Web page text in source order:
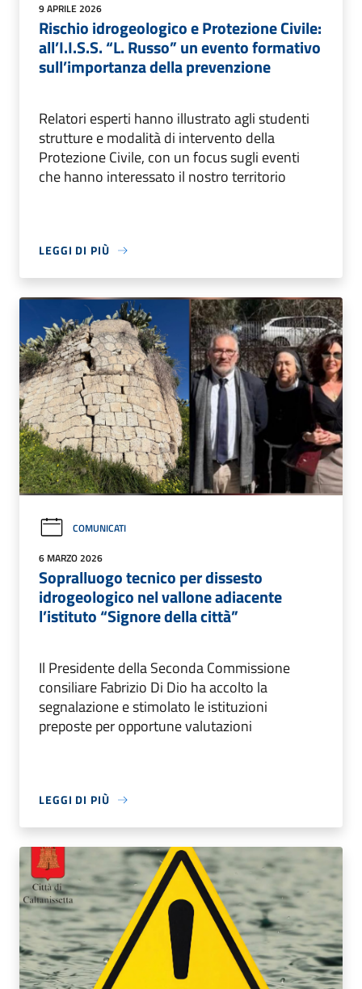
9 APRILE 2026
Rischio idrogeologico e Protezione Civile:
all’I.I.S.S. “L. Russo” un evento formativo
sull’importanza della prevenzione
Relatori esperti hanno illustrato agli studenti
strutture e modalità di intervento della
Protezione Civile, con un focus sugli eventi
che hanno interessato il nostro territorio
LEGGI DI PIÙ
COMUNICATI
6 MARZO 2026
Sopralluogo tecnico per dissesto
idrogeologico nel vallone adiacente
l’istituto “Signore della città”
Il Presidente della Seconda Commissione
consiliare Fabrizio Di Dio ha accolto la
segnalazione e stimolato le istituzioni
preposte per opportune valutazioni
LEGGI DI PIÙ